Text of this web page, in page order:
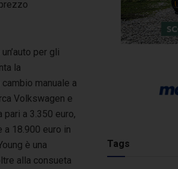
per gli
la
manuale a
Volkswagen e
a 3.350 euro,
18.900 euro in
è una
alla consueta
Tags